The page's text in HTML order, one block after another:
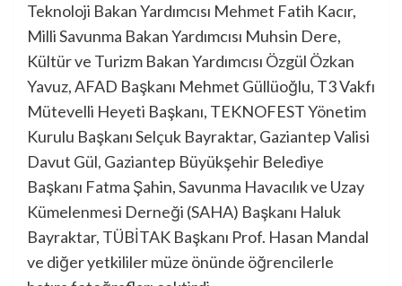
Teknoloji Bakan Yardımcısı Mehmet Fatih Kacır,
Milli Savunma Bakan Yardımcısı Muhsin Dere,
Kültür ve Turizm Bakan Yardımcısı Özgül Özkan
Yavuz, AFAD Başkanı Mehmet Güllüoğlu, T3 Vakfı
Mütevelli Heyeti Başkanı, TEKNOFEST Yönetim
Kurulu Başkanı Selçuk Bayraktar, Gaziantep Valisi
Davut Gül, Gaziantep Büyükşehir Belediye
Başkanı Fatma Şahin, Savunma Havacılık ve Uzay
Kümelenmesi Derneği (SAHA) Başkanı Haluk
Bayraktar, TÜBİTAK Başkanı Prof. Hasan Mandal
ve diğer yetkililer müze önünde öğrencilerle